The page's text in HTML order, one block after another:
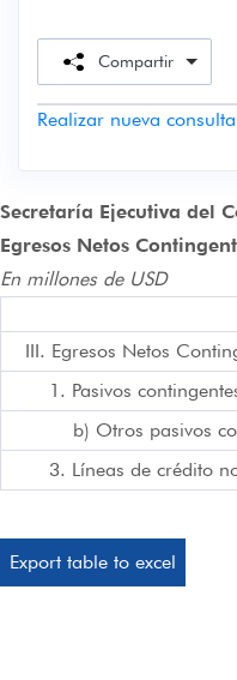
Compartir
Realizar nueva consulta
Secretaría Ejecutiva del
Egresos Netos
En millones de USD
III. Egresos Netos
1. Pasivos
b) Otros pasivos
3. Líneas de crédito
Export table to excel